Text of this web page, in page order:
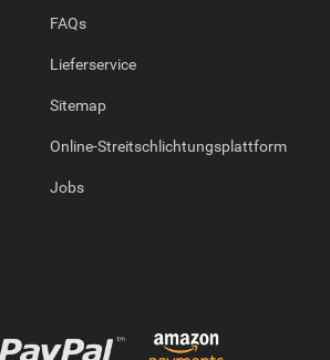
FAQs
Lieferservice
Sitemap
Online-Streitschlichtungsplattform
Jobs